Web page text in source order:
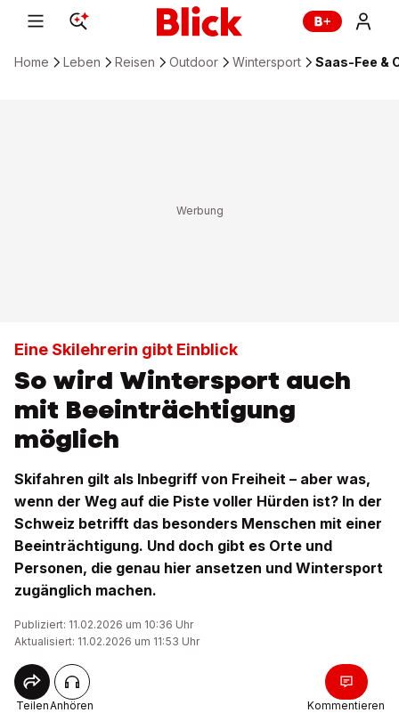
Home Leben Reisen Outdoor Wintersport Saas-Fee &
Eine Skilehrerin gibt Einblick
So wird Wintersport auch
mit Beeinträchtigung
möglich
Skifahren gilt als Inbegriff von Freiheit – aber was,
wenn der Weg auf die Piste voller Hürden ist? In der
Schweiz betrifft das besonders Menschen mit einer
Beeinträchtigung. Und doch gibt es Orte und
Personen, die genau hier ansetzen und Wintersport
zugänglich machen.
Publiziert: 11.02.2026 um 10:36 Uhr
Aktualisiert: 11.02.2026 um 11:53 Uhr
TeilenAnhören Kommentieren